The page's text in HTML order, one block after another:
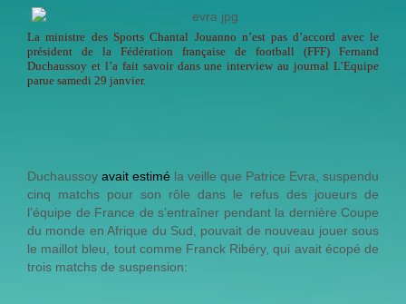
La ministre des Sports Chantal Jouanno n’est pas d’accord avec le
président de la Fédération française de football (FFF) Fernand
Duchaussoy et l’a fait savoir dans une interview au journal L’Equipe
parue samedi 29 janvier.
Duchaussoy avait estimé la veille que Patrice Evra, suspendu
cinq matchs pour son rôle dans le refus des joueurs de
l’équipe de France de s’entraîner pendant la dernière Coupe
du monde en Afrique du Sud, pouvait de nouveau jouer sous
le maillot bleu, tout comme Franck Ribéry, qui avait écopé de
trois matchs de suspension: